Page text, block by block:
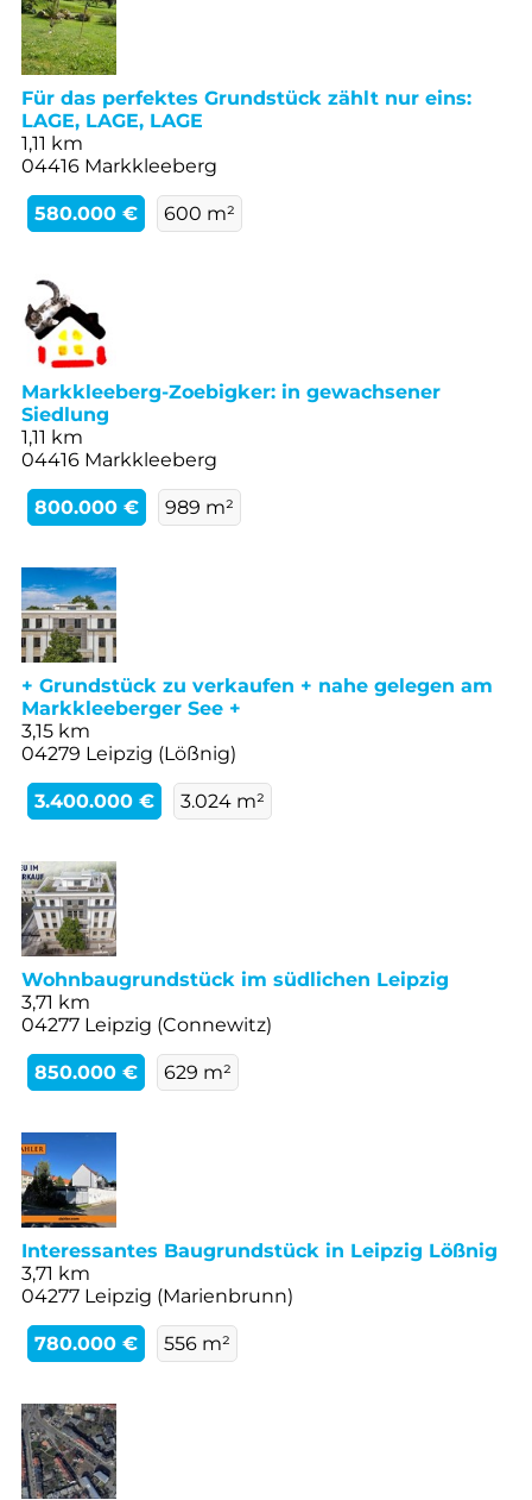
Für das perfektes Grundstück zählt nur eins:
LAGE, LAGE, LAGE
1,11 km
04416 Markkleeberg
580.000 € 600 m²
Markkleeberg-Zoebigker: in gewachsener
Siedlung
1,11 km
04416 Markkleeberg
800.000 € 989 m²
+ Grundstück zu verkaufen + nahe gelegen am
Markkleeberger See +
3,15 km
04279 Leipzig (Lößnig)
3.400.000 € 3.024 m²
Wohnbaugrundstück im südlichen Leipzig
3,71 km
04277 Leipzig (Connewitz)
850.000 € 629 m²
Interessantes Baugrundstück in Leipzig Lößnig
3,71 km
04277 Leipzig (Marienbrunn)
780.000 € 556 m²